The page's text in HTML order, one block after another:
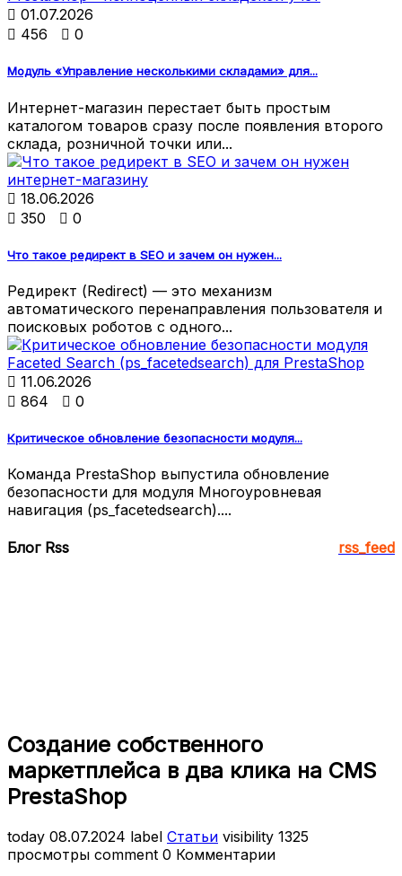
 01.07.2026
 456  0
Модуль «Управление несколькими складами» для...
Интернет-магазин перестает быть простым
каталогом товаров сразу после появления второго
склада, розничной точки или...
 18.06.2026
 350  0
Что такое редирект в SEO и зачем он нужен...
Редирект (Redirect) — это механизм
автоматического перенаправления пользователя и
поисковых роботов с одного...
 11.06.2026
 864  0
Критическое обновление безопасности модуля...
Команда PrestaShop выпустила обновление
безопасности для модуля Многоуровневая
навигация (ps_facetedsearch)....
Блог Rss rss_feed
Создание собственного
маркетплейса в два клика на CMS
PrestaShop
today 08.07.2024 label Статьи visibility 1325
просмотры comment 0 Комментарии